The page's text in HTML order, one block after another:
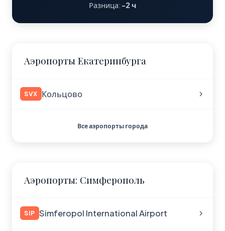
Разница: -2 ч
Аэропорты Екатеринбурга
SVX Кольцово
Все аэропорты города
Аэропорты: Симферополь
SIP Simferopol International Airport